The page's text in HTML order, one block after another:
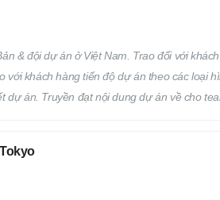
& đội dự án ở Việt Nam. Trao đổi với
với khách hàng tiến độ dự án theo các loại
dự án. Truyền đạt nội dung dự án về cho
quan hết theo sự phân công của cấp trên.